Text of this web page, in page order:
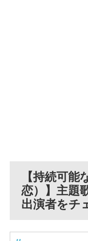
【持続可
恋）】主題
出演者をチ